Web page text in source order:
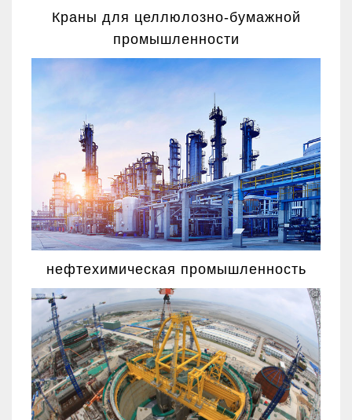
Краны для целлюлозно-бумажной
промышленности
нефтехимическая промышленность